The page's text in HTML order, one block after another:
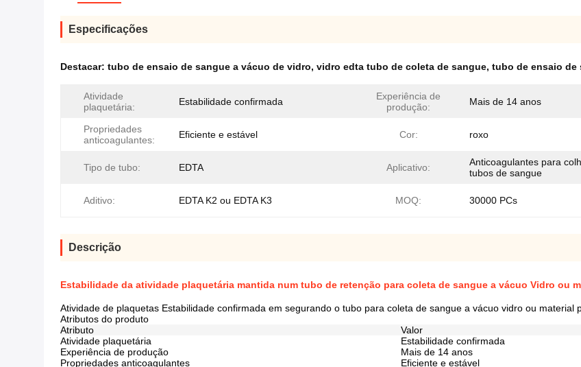
Especificações
Destacar: tubo de ensaio de sangue a vácuo de vidro, vidro edta tubo de coleta de sangue, tubo de ensaio de
Atividade
plaquetária:
Estabilidade confirmada
Experiência de
produção:
Mais de 14 anos
Propriedades
anticoagulantes:
Eficiente e estável Cor: roxo
Tipo de tubo: EDTA Aplicativo:
Anticoagulantes para
tubos de sangue
Aditivo: EDTA K2 ou EDTA K3 MOQ: 30000 PCs
Descrição
Estabilidade da atividade plaquetária mantida num tubo de retenção para coleta de sangue a vácuo Vidro ou
Atividade de plaquetas Estabilidade confirmada em segurando o tubo para coleta de sangue a vácuo vidro ou material
Atributos do produto
Atributo
Valor
Atividade plaquetária
Estabilidade confirmada
Experiência de produção
Mais de 14 anos
Propriedades anticoagulantes
Eficiente e estável